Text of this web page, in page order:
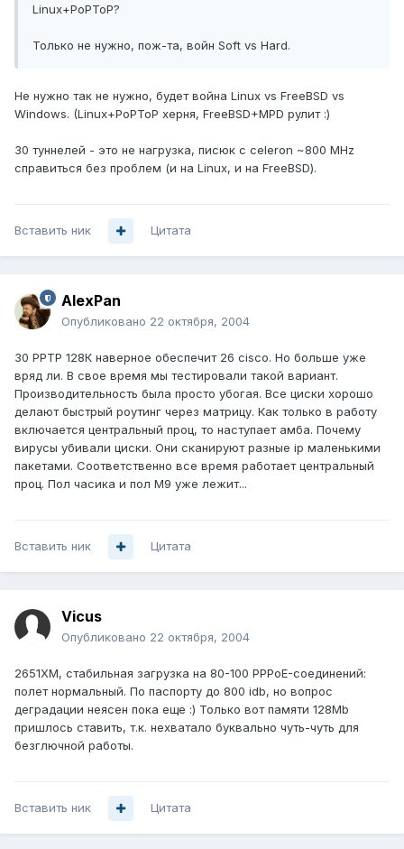
Linux+PoPToP?
Только не нужно, пож-та, войн Soft vs Hard.
Не нужно так не нужно, будет война Linux vs FreeBSD vs
Windows. (Linux+PoPToP херня, FreeBSD+MPD рулит :)
30 туннелей - это не нагрузка, писюк с celeron ~800 MHz
cправиться без проблем (и на Linux, и на FreeBSD).
Вставить ник Цитата
AlexPan
Опубликовано 22 октября, 2004
30 PPTP 128К наверное обеспечит 26 cisco. Но больше уже
вряд ли. В свое время мы тестировали такой вариант.
Производительность была просто убогая. Все циски хорошо
делают быстрый роутинг через матрицу. Как только в работу
включается центральный проц, то наступает амба. Почему
вирусы убивали циски. Они сканируют разные ip маленькими
пакетами. Соответственно все время работает центральный
проц. Пол часика и пол М9 уже лежит...
Вставить ник Цитата
Vicus
Опубликовано 22 октября, 2004
2651XM, стабильная загрузка на 80-100 PPPoE-соединений:
полет нормальный. По паспорту до 800 idb, но вопрос
деградации неясен пока еще :) Только вот памяти 128Mb
пришлось ставить, т.к. нехватало буквально чуть-чуть для
безглючной работы.
Вставить ник Цитата